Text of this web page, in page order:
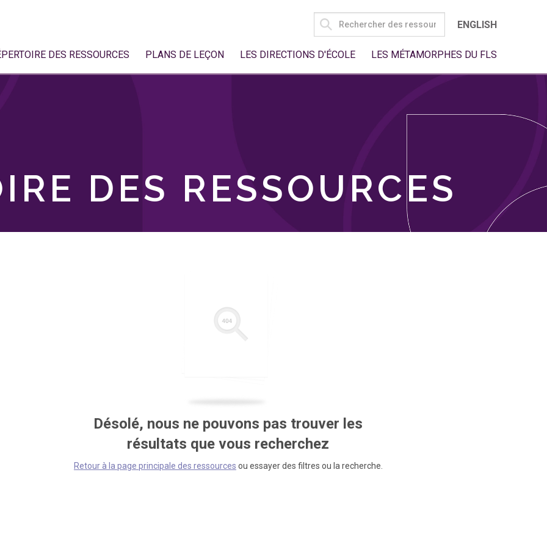
SEARCH
FOR:
ENGLISH
DES RESSOURCES PLANS DE LEÇON LES DIRECTIONS D'ÉCOLE LES MÉTAMORPHES DU FLS
DES RESSOURCES
Désolé, nous ne pouvons pas trouver les
résultats que vous recherchez
Retour à la page principale des ressources ou essayer des filtres ou la recherche.